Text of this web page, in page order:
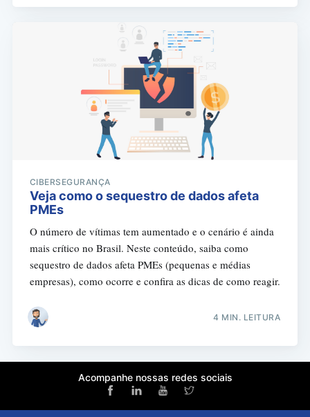
CIBERSEGURANÇA
Veja como o sequestro de dados afeta
PMEs
O número de vítimas tem aumentado e o cenário é ainda
mais crítico no Brasil. Neste conteúdo, saiba como
sequestro de dados afeta PMEs (pequenas e médias
empresas), como ocorre e confira as dicas de como reagir.
4 MIN. LEITURA
Acompanhe nossas redes sociais